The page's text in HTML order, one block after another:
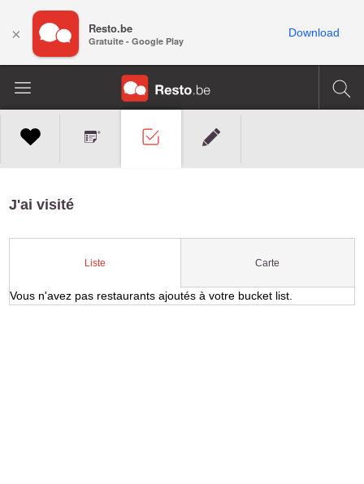
J'ai visité
Liste Carte
Vous n'avez pas restaurants ajoutés à votre bucket list.
× Resto.be
Gratuite - Google Play
Download